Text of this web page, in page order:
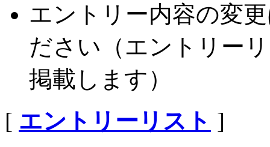
エントリー内容の変
ださい（エントリー
掲載します）
[ エントリーリスト ]